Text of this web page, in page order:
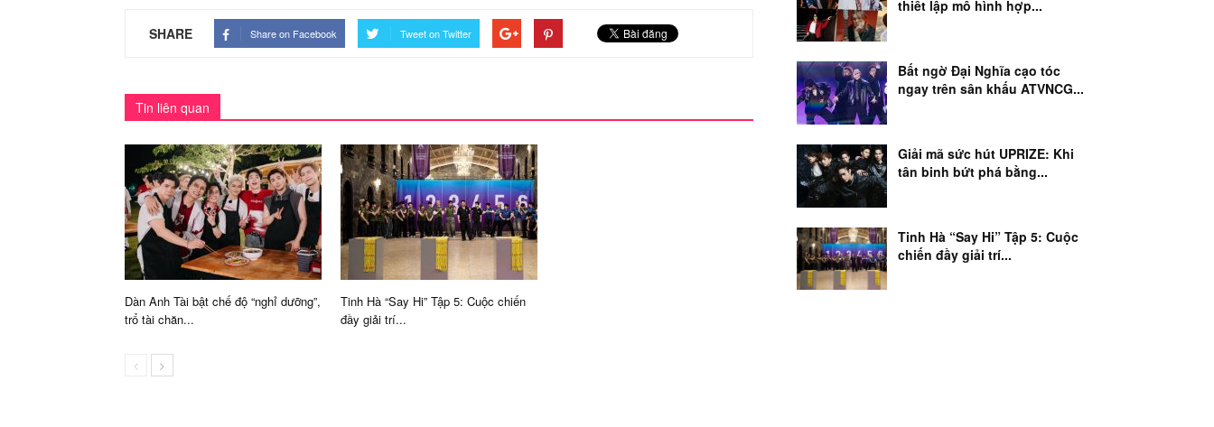
SHARE Share on Facebook Tweet on Twitter
Tin liên quan
Dàn Anh Tài bật chế độ “nghỉ dưỡng”,
trổ tài chăn...
Tinh Hà “Say Hi” Tập 5: Cuộc chiến
đầy giải trí...
thiết lập mô hình hợp...
Bất ngờ Đại Nghĩa cạo tóc
ngay trên sân khấu ATVNCG...
Giải mã sức hút UPRIZE: Khi
tân binh bứt phá bằng...
Tinh Hà “Say Hi” Tập 5: Cuộc
chiến đầy giải trí...